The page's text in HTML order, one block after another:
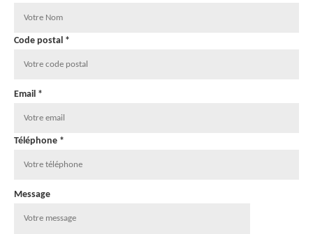
Code postal *
Email *
Téléphone *
Message